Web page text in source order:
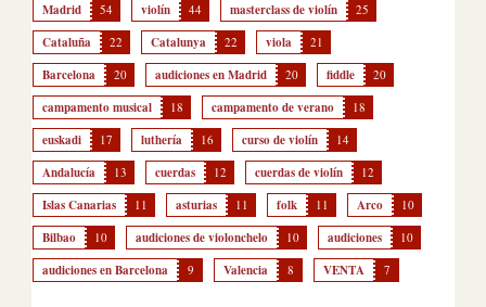
Madrid 54 violín 44 masterclass de violín 25
Cataluña 22 Catalunya 22 viola 21
Barcelona 20 audiciones en Madrid 20 fiddle 20
campamento musical 18 campamento de verano 18
euskadi 17 luthería 16 curso de violín 14
Andalucía 13 cuerdas 12 cuerdas de violín 12
Islas Canarias 11 asturias 11 folk 11 Arco 10
Bilbao 10 audiciones de violonchelo 10 audiciones 10
audiciones en Barcelona 9 Valencia 8 VENTA 7